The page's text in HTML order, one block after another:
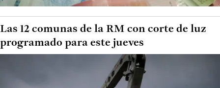
Las 12 comunas de la RM con corte de luz
programado para este jueves